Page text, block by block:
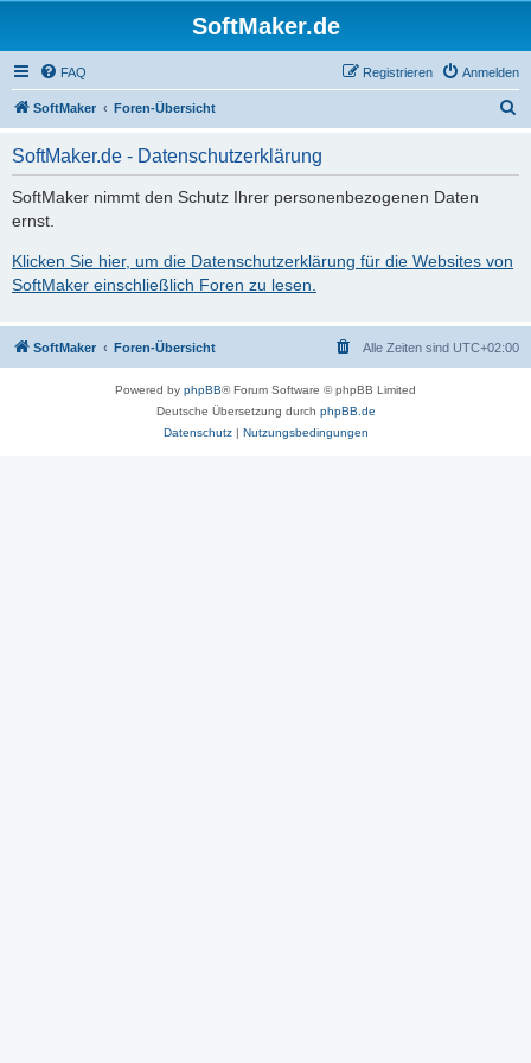
SoftMaker.de
FAQ Anmelden
Registrieren
SoftMaker Foren-Übersicht
SoftMaker.de - Datenschutzerklärung
SoftMaker nimmt den Schutz Ihrer personenbezogenen Daten
ernst.
Klicken Sie hier, um die Datenschutzerklärung für die Websites von
SoftMaker einschließlich Foren zu lesen.
SoftMaker Foren-Übersicht Alle Zeiten sind UTC+02:00
Powered by phpBB® Forum Software © phpBB Limited
Deutsche Übersetzung durch phpBB.de
Datenschutz| Nutzungsbedingungen